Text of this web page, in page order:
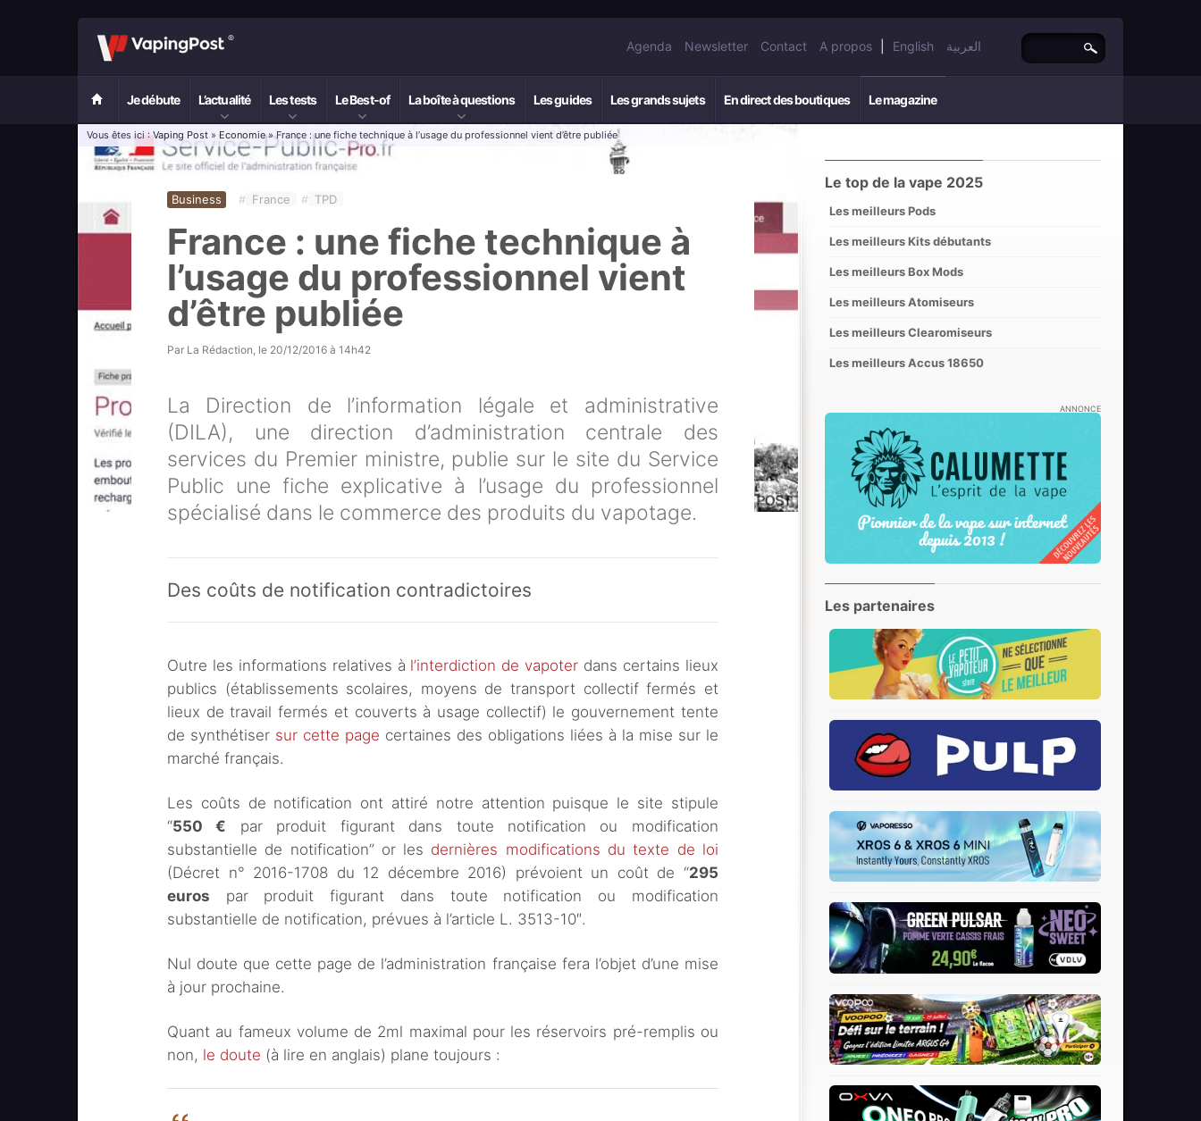
Agenda Newsletter Contact A propos English العربية
Je débute L’actualité Les tests Le Best-of La boîte à questions Les guides Les grands sujets En direct des boutiques Le magazine
Vous êtes ici :Vaping Post » Economie» France : une fiche technique à l’usage du professionnel vient d’être publiée
Business # France # TPD
France : une fiche technique à
l’usage du professionnel vient
d’être publiée
Par La Rédaction, le 20/12/2016 à 14h42
La Direction de l’information légale et administrative
(DILA), une direction d’administration centrale des
services du Premier ministre, publie sur le site du Service
Public une fiche explicative à l’usage du professionnel
spécialisé dans le commerce des produits du vapotage.
Des coûts de notification contradictoires
Outre les informations relatives à l’interdiction de vapoter dans certains lieux
publics (établissements scolaires, moyens de transport collectif fermés et
lieux de travail fermés et couverts à usage collectif) le gouvernement tente
de synthétiser sur cette page certaines des obligations liées à la mise sur le
marché français.
Les coûts de notification ont attiré notre attention puisque le site stipule
“550 € par produit figurant dans toute notification ou modification
substantielle de notification” or les dernières modifications du texte de loi
(Décret n° 2016-1708 du 12 décembre 2016) prévoient un coût de “295
euros par produit figurant dans toute notification ou modification
substantielle de notification, prévues à l’article L. 3513-10″.
Nul doute que cette page de l’administration française fera l’objet d’une mise
à jour prochaine.
Quant au fameux volume de 2ml maximal pour les réservoirs pré-remplis ou
non, le doute (à lire en anglais) plane toujours :
Le top de la vape 2025
Les meilleurs Pods
Les meilleurs Kits débutants
Les meilleurs Box Mods
Les meilleurs Atomiseurs
Les meilleurs Clearomiseurs
Les meilleurs Accus 18650
ANNONCE
Les partenaires